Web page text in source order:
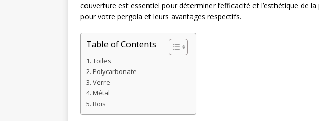
couverture est essentiel pour déterminer l’efficacité et l’esthétique de
pour votre pergola et leurs avantages respectifs.
Table of Contents
Toiles
Polycarbonate
Verre
Métal
Bois